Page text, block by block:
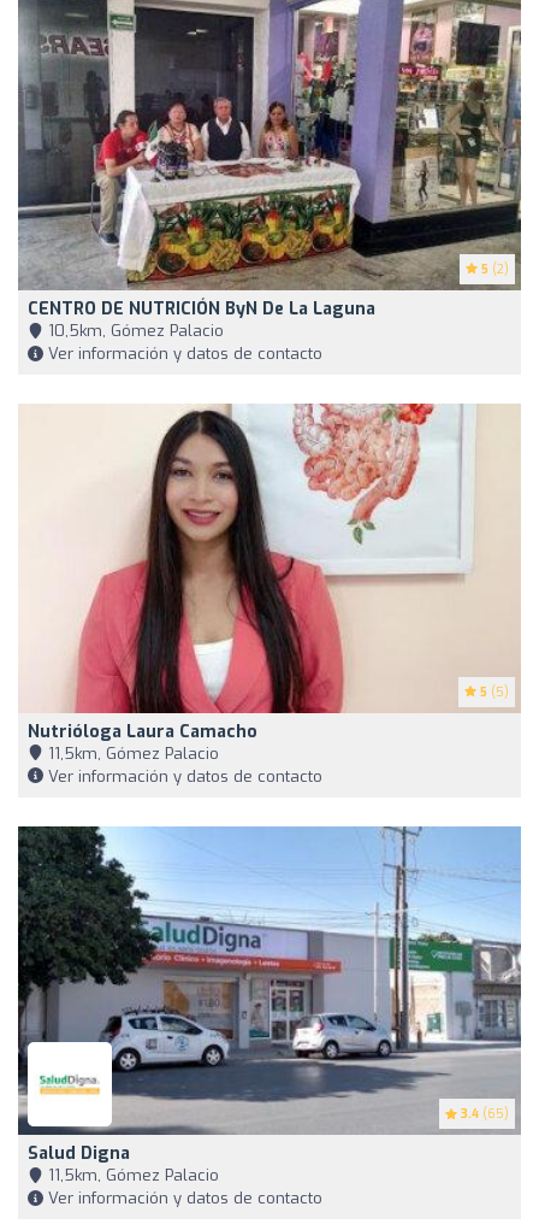
5 (2)
CENTRO DE NUTRICIÓN ByN De La Laguna
10,5km, Gómez Palacio
Ver información y datos de contacto
5 (5)
Nutrióloga Laura Camacho
11,5km, Gómez Palacio
Ver información y datos de contacto
3.4 (65)
Salud Digna
11,5km, Gómez Palacio
Ver información y datos de contacto